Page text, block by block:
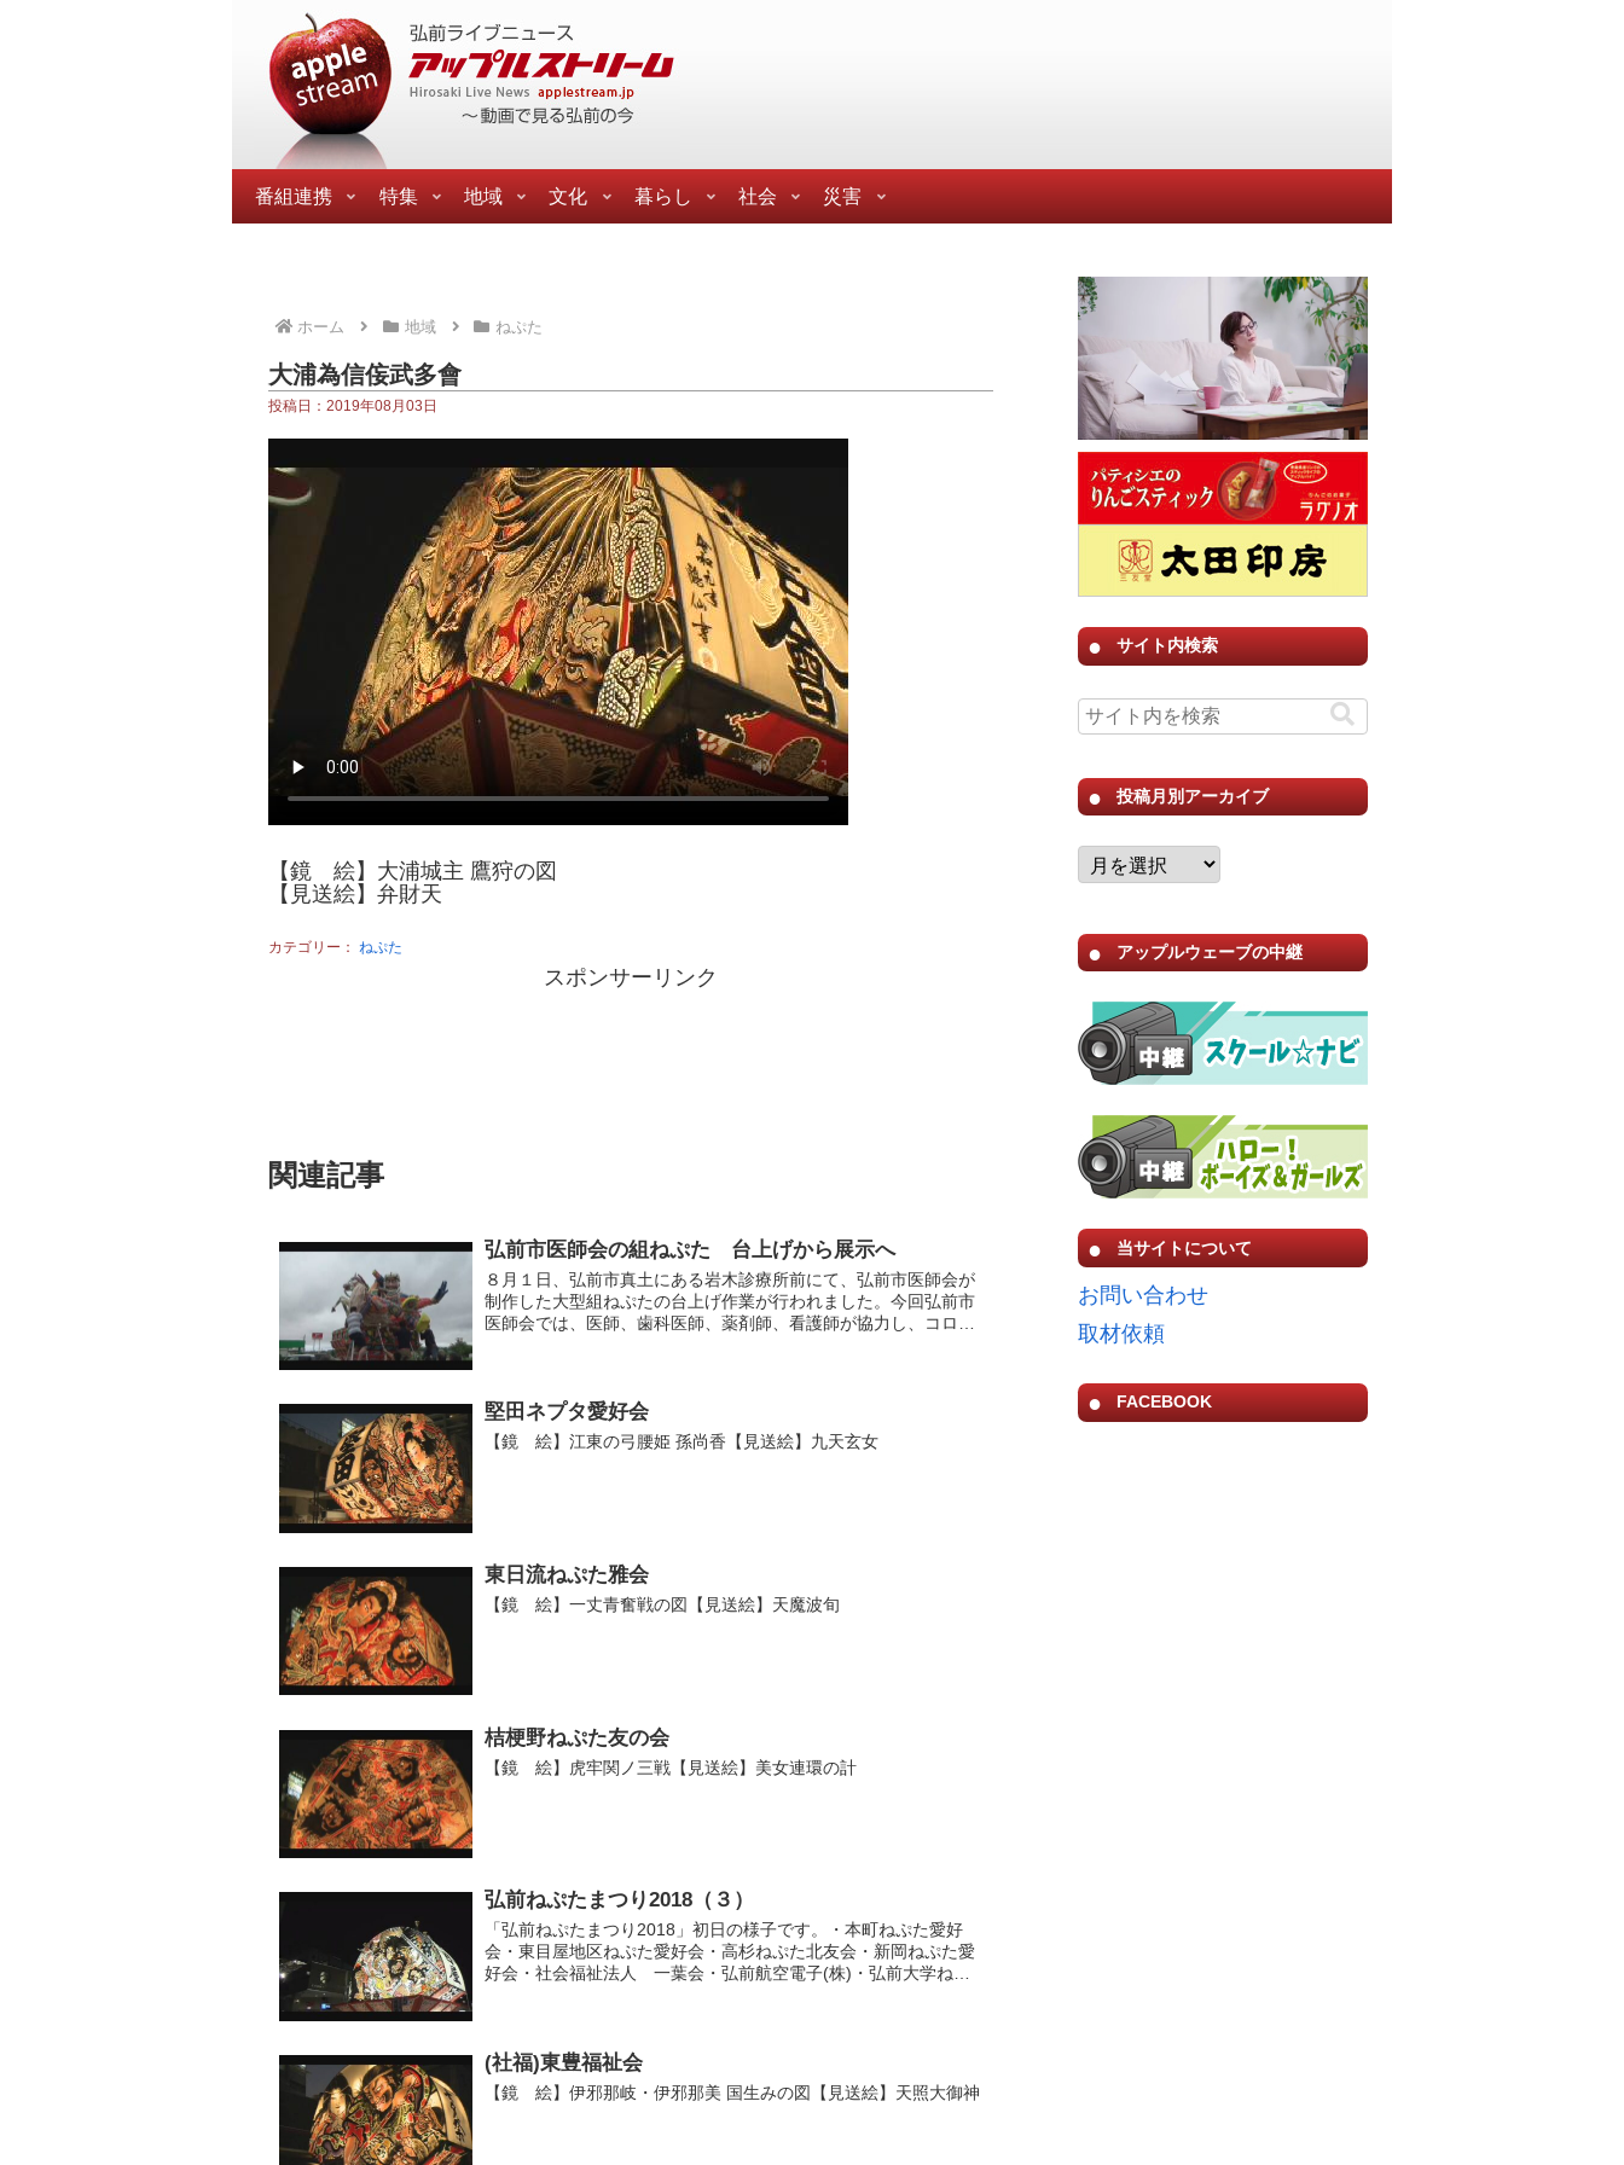
番組連携 特集 地域 文化 暮らし 社会 災害
ホーム 地域 ねぷた
大浦為信侫武多會
投稿日：2019年08月03日
【鏡 絵】大浦城主 鷹狩の図
【見送絵】弁財天
カテゴリー： ねぷた
スポンサーリンク
関連記事
弘前市医師会の組ねぷた 台上げから展示へ
８月１日、弘前市真土にある岩木診療所前にて、弘前市医師会が
制作した大型組ねぷたの台上げ作業が行われました。今回弘前市
医師会では、医師、歯科医師、薬剤師、看護師が協力し、コロナ
堅田ネプタ愛好会
【鏡 絵】江東の弓腰姫 孫尚香【見送絵】九天玄女
東日流ねぷた雅会
【鏡 絵】一丈青奮戦の図【見送絵】天魔波旬
桔梗野ねぷた友の会
【鏡 絵】虎牢関ノ三戦【見送絵】美女連環の計
弘前ねぷたまつり2018（３）
「弘前ねぷたまつり2018」初日の様子です。・本町ねぷた愛好
会・東目屋地区ねぷた愛好会・高杉ねぷた北友会・新岡ねぷた愛
好会・社会福祉法人 一葉会・弘前航空電子(株)・弘前大学ねぷ
(社福)東豊福祉会
【鏡 絵】伊邪那岐・伊邪那美 国生みの図【見送絵】天照大御神
サイト内検索
投稿月別アーカイブ
アップルウェーブの中継
当サイトについて
お問い合わせ
取材依頼
FACEBOOK